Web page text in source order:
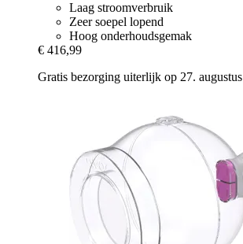
Laag stroomverbruik
Zeer soepel lopend
Hoog onderhoudsgemak
€ 416,99
Gratis bezorging uiterlijk op 27. augustus